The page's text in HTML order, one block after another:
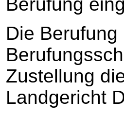
Die
Zustellung
Landgericht